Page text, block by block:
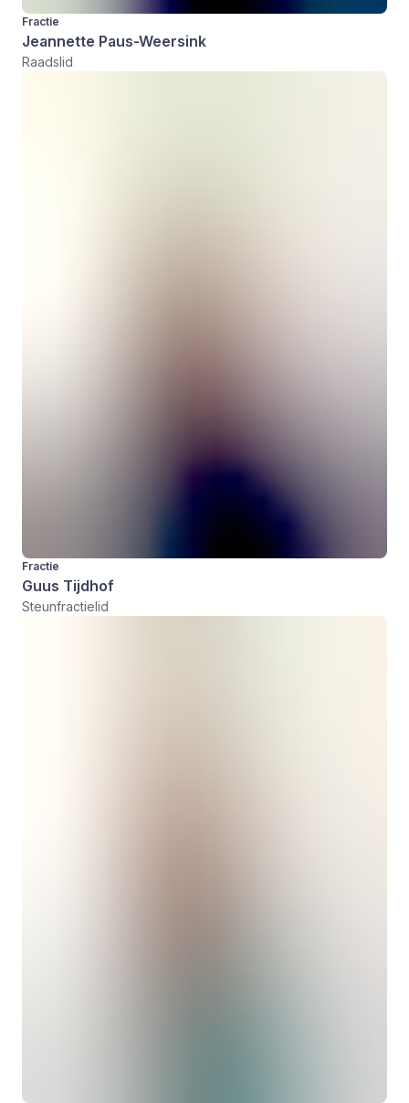
Fractie
Jeannette Paus-Weersink
Raadslid
Fractie
Guus Tijdhof
Steunfractielid